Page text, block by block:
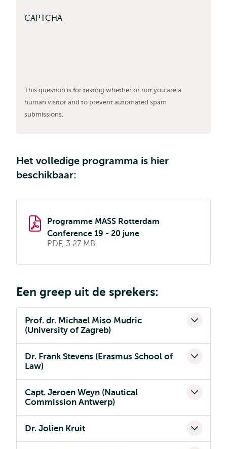
CAPTCHA
This question is for testing whether or not you are a
human visitor and to prevent automated spam
submissions.
Het volledige programma is hier
beschikbaar:
Programme MASS Rotterdam
Conference 19 - 20 june
PDF, 3.27 MB
Een greep uit de sprekers:
Prof. dr. Michael Miso Mudric
(University of Zagreb)
Dr. Frank Stevens (Erasmus School of
Law)
Capt. Jeroen Weyn (Nautical
Commission Antwerp)
Dr. Jolien Kruit